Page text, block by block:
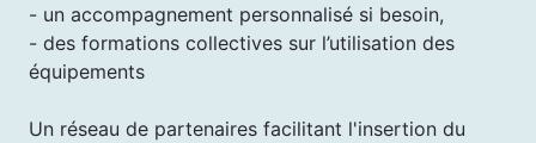
- un accompagnement personnalisé si besoin,
- des formations collectives sur l’utilisation des
équipements
Un réseau de partenaires facilitant l'insertion du